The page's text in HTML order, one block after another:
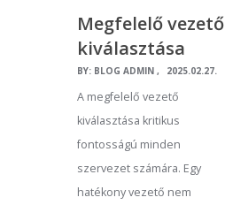
Megfelelő vezető
kiválasztása
BY: BLOG ADMIN 2025.02.27.
A megfelelő vezető
kiválasztása kritikus
fontosságú minden
szervezet számára. Egy
hatékony vezető nem